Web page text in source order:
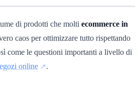
di prodotti che molti ecommerce in
caos per ottimizzare tutto rispettando
come le questioni importanti a livello di
online
.